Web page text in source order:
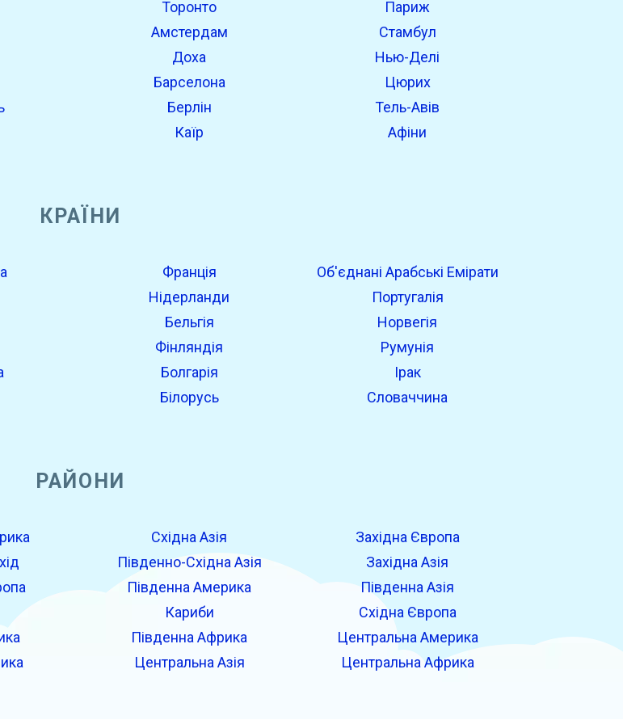
Торонто
Париж
Амстердам
Стамбул
Доха
Нью-Делі
Барселона
Цюрих
Берлін
Тель-Авів
Каїр Афіни
КРАЇНИ
Франція
Об'єднані Арабські Емірати
Нідерланди
Португалія
Бельгія
Норвегія
Фінляндія
Румунія
Болгарія
Ірак
Білорусь Словаччина
РАЙОНИ
Східна Азія
Західна Європа
Південно-Східна Азія
Західна Азія
Південна Америка
Південна Азія
Кариби
Східна Європа
Південна Африка
Центральна Америка
Центральна Азія Центральна Африка